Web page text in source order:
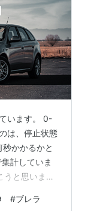
います。 0-
は、停止状態
かかるかと
計していま
と思いま
的にもアウ
#ブレラ